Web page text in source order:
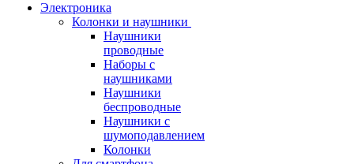
Электроника
Колонки и наушники
Наушники
проводные
Наборы с
наушниками
Наушники
беспроводные
Наушники с
шумоподавлением
Колонки